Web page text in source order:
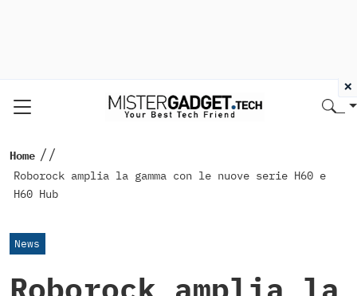
Home //
Roborock amplia la gamma con le nuove serie H60 e
H60 Hub
News
×